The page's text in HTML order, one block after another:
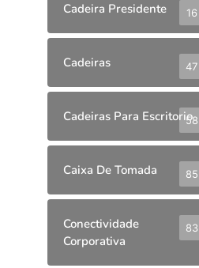
Cadeira Presidente 16
Cadeiras 47
Cadeiras Para Escritorio58
Caixa De Tomada 85
Conectividade
Corporativa
83